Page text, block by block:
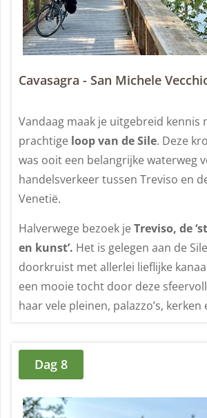
Cavasagra - San Michele
Vandaag maak je uitgebreid kennis
prachtige loop van de Sile. Deze
was ooit een belangrijke waterweg
handelsverkeer tussen Treviso en
Venetië.
Halverwege bezoek jeTreviso, de
en kunst’. Het is gelegen aan de
doorkruist met allerlei lieflijke
een mooie tocht door deze
haar vele pleinen, palazzo’s, kerken
Dag 8